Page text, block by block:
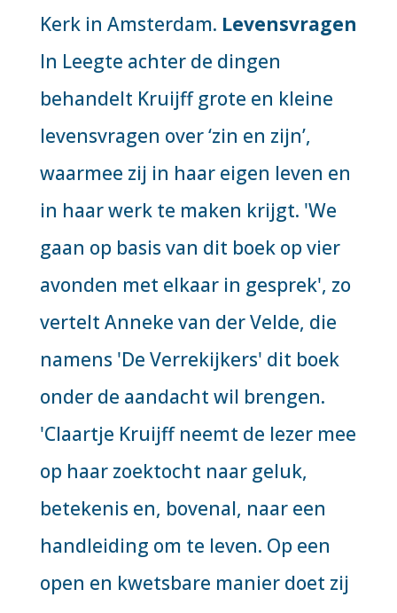
Kerk in Amsterdam. Levensvragen
In Leegte achter de dingen
behandelt Kruijff grote en kleine
levensvragen over ‘zin en zijn’,
waarmee zij in haar eigen leven en
in haar werk te maken krijgt. 'We
gaan op basis van dit boek op vier
avonden met elkaar in gesprek', zo
vertelt Anneke van der Velde, die
namens 'De Verrekijkers' dit boek
onder de aandacht wil brengen.
'Claartje Kruijff neemt de lezer mee
op haar zoektocht naar geluk,
betekenis en, bovenal, naar een
handleiding om te leven. Op een
open en kwetsbare manier doet zij